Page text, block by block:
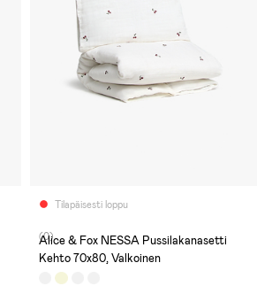
Tilapäisesti loppu
(0)
Alice & Fox NESSA Pussilakanasetti
Kehto 70x80, Valkoinen